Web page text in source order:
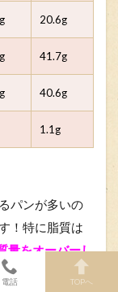
20.6g
41.7g
40.6g
1.1g
パンが多いの
！特に脂質は
量をオーバーし
電話 TOPへ